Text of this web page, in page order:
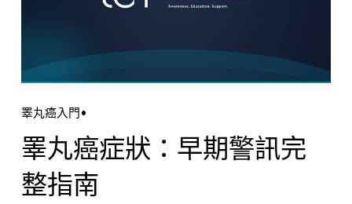
睪丸癌入門
睪丸癌症狀：早期警訊完
整指南